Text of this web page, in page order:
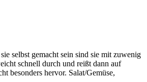
selbst gemacht sein sind sie mit zuwenig
schnell durch und reißt dann auf
besonders hervor. Salat/Gemüse,